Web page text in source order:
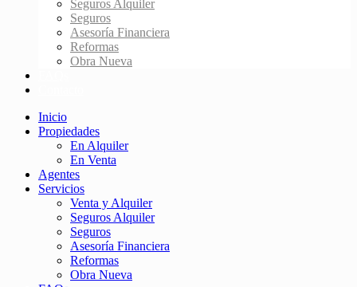
Seguros Alquiler
Seguros
Asesoría Financiera
Reformas
Obra Nueva
Inicio
Propiedades
En Alquiler
En Venta
Agentes
Servicios
Venta y Alquiler
Seguros Alquiler
Seguros
Asesoría Financiera
Reformas
Obra Nueva